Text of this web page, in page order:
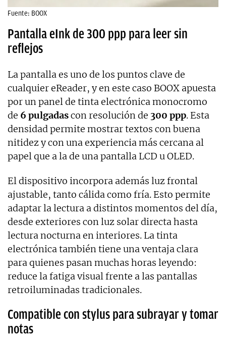
Fuente: BOOX
Pantalla eInk de 300 ppp para leer sin
reflejos
La pantalla es uno de los puntos clave de
cualquier eReader, y en este caso BOOX apuesta
por un panel de tinta electrónica monocromo
de 6 pulgadascon resolución de 300 ppp. Esta
densidad permite mostrar textos con buena
nitidez y con una experiencia más cercana al
papel que a la de una pantalla LCD u OLED.
El dispositivo incorpora además luz frontal
ajustable, tanto cálida como fría. Esto permite
adaptar la lectura a distintos momentos del día,
desde exteriores con luz solar directa hasta
lectura nocturna en interiores. La tinta
electrónica también tiene una ventaja clara
para quienes pasan muchas horas leyendo:
reduce la fatiga visual frente a las pantallas
retroiluminadas tradicionales.
Compatible con stylus para subrayar y tomar
notas